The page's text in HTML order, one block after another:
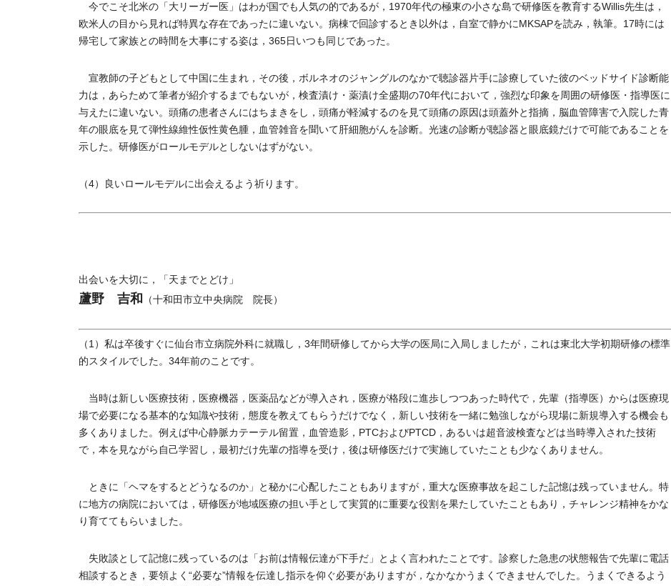
今でこそ北米の「大リーガー医」はわが国でも人気の的であるが，1970年代の極東の小さな島で研修医を教育するWillis先生は，
欧米人の目から見れば特異な存在であったに違いない。病棟で回診するとき以外は，自室で静かにMKSAPを読み，執筆。17時には
帰宅して家族との時間を大事にする姿は，365日いつも同じであった。
宣教師の子どもとして中国に生まれ，その後，ボルネオのジャングルのなかで聴診器片手に診療していた彼のベッドサイド診断能
力は，あらためて筆者が紹介するまでもないが，検査漬け・薬漬け全盛期の70年代において，強烈な印象を周囲の研修医・指導医に
与えたに違いない。頭痛の患者さんにはちまきをし，頭痛が軽減するのを見て頭痛の原因は頭蓋外と指摘，脳血管障害で入院した青
年の眼底を見て弾性線維性仮性黄色腫，血管雑音を聞いて肝細胞がんを診断。光速の診断が聴診器と眼底鏡だけで可能であることを
示した。研修医がロールモデルとしないはずがない。
（4）良いロールモデルに出会えるよう祈ります。
出会いを大切に，「天までとどけ」
蘆野 吉和 （十和田市立中央病院 院長）
（1）私は卒後すぐに仙台市立病院外科に就職し，3年間研修してから大学の医局に入局しましたが，これは東北大学初期研修の標準
的スタイルでした。34年前のことです。
当時は新しい医療技術，医療機器，医薬品などが導入され，医療が格段に進歩しつつあった時代で，先輩（指導医）からは医療現
場で必要になる基本的な知識や技術，態度を教えてもらうだけでなく，新しい技術を一緒に勉強しながら現場に新規導入する機会も
多くありました。例えば中心静脈カテーテル留置，血管造影，PTCおよびPTCD，あるいは超音波検査などは当時導入された技術
で，本を見ながら自己学習し，最初だけ先輩の指導を受け，後は研修医だけで実施していたことも少なくありません。
ときに「ヘマをするとどうなるのか」と秘かに心配したこともありますが，重大な医療事故を起こした記憶は残っていません。特
に地方の病院においては，研修医が地域医療の担い手として実質的に重要な役割を果たしていたこともあり，チャレンジ精神をかな
り育ててもらいました。
失敗談として記憶に残っているのは「お前は情報伝達が下手だ」とよく言われたことです。診察した急患の状態報告で先輩に電話
相談するとき，要領よく“必要な”情報を伝達し指示を仰ぐ必要がありますが，なかなかうまくできませんでした。うまくできるよう